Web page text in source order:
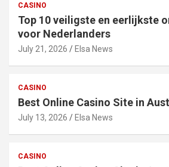
CASINO
Top 10 veiligste en eerlijkste
voor Nederlanders
July 21, 2026 Elsa News
CASINO
Best Online Casino Site in
July 13, 2026 Elsa News
CASINO